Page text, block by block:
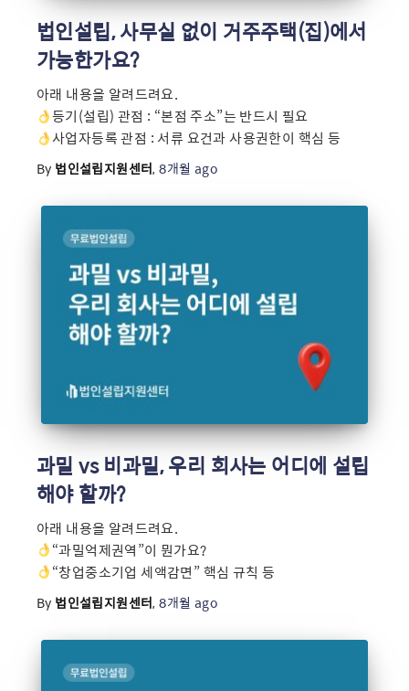
법인설립, 사무실 없이 거주주택(집)에서
가능한가요?
아래 내용을 알려드려요.
등기(설립) 관점 : “본점 주소”는 반드시 필요
사업자등록 관점 : 서류 요건과 사용권한이 핵심 등
By 법인설립지원센터,8개월 ago
과밀 vs 비과밀, 우리 회사는 어디에 설립
해야 할까?
아래 내용을 알려드려요.
“과밀억제권역”이 뭔가요?
“창업중소기업 세액감면” 핵심 규칙 등
By 법인설립지원센터,8개월 ago